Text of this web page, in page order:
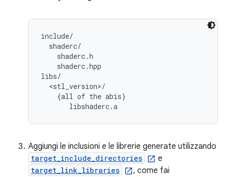
include/
  shaderc/
    shaderc.h
    shaderc.hpp
libs/
  <stl_version>/
    {all of the abis}
Aggiungi le inclusioni e le librerie generate utilizzando
target_include_directories e
target_link_libraries
, come fai